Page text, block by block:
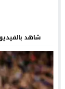
شاهد بالفيديو :